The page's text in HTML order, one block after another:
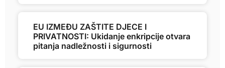
EU IZMEĐU ZAŠTITE DJECE I
PRIVATNOSTI: Ukidanje enkripcije otvara
pitanja nadležnosti i sigurnosti